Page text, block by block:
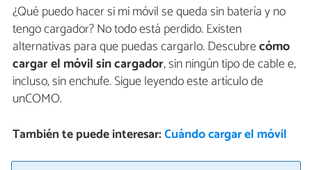
¿Qué puedo hacer si mi móvil se queda sin batería y no
tengo cargador? No todo está perdido. Existen
alternativas para que puedas cargarlo. Descubrecómo
cargar el móvil sin cargador, sin ningún tipo de cable e,
incluso, sin enchufe. Sigue leyendo este artículo de
unCOMO.
También te puede interesar:Cuándo cargar el móvil